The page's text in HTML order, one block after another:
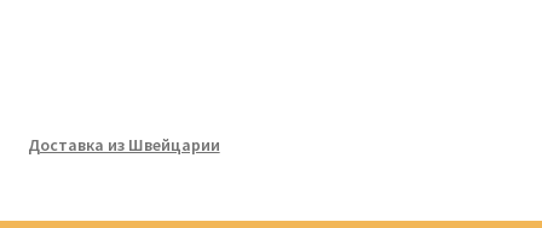
Доставка из Швейцарии